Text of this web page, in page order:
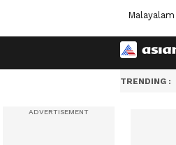
Malayalam
TRENDING :